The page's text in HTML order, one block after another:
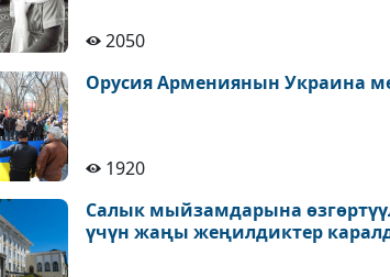
2050
Орусия Армениянын Украина
1920
Салык мыйзамдарына
үчүн жаңы жеңилдиктер